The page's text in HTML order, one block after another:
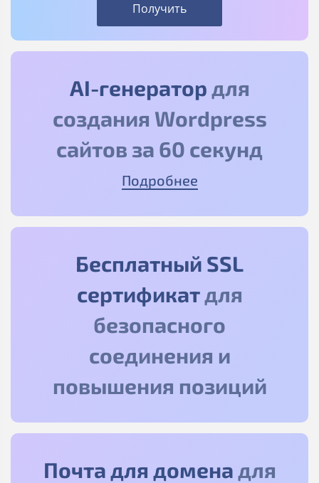
Получить
AI-генератордля
создания Wordpress
сайтов за 60 секунд
Подробнее
Бесплатный SSL
сертификатдля
безопасного
соединения и
повышения позиций
Почта для доменадля